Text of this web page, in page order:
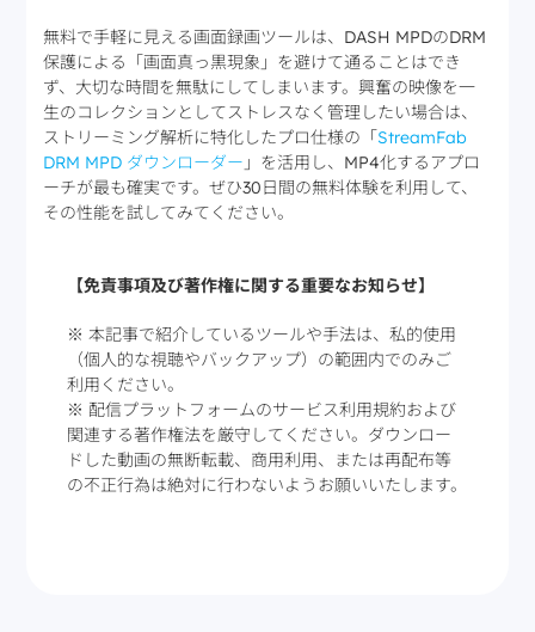
無料で手軽に見える画面録画ツールは、DASH MPDのDRM
保護による「画面真っ黒現象」を避けて通ることはでき
ず、大切な時間を無駄にしてしまいます。興奮の映像を一
生のコレクションとしてストレスなく管理したい場合は、
ストリーミング解析に特化したプロ仕様の「StreamFab
DRM MPD ダウンローダー 」を活用し、MP4化するアプロ
ーチが最も確実です。ぜひ30日間の無料体験を利用して、
その性能を試してみてください。
【免責事項及び著作権に関する重要なお知らせ】
※ 本記事で紹介しているツールや手法は、私的使用
（個人的な視聴やバックアップ）の範囲内でのみご
利用ください。
※ 配信プラットフォームのサービス利用規約および
関連する著作権法を厳守してください。ダウンロー
ドした動画の無断転載、商用利用、または再配布等
の不正行為は絶対に行わないようお願いいたします。